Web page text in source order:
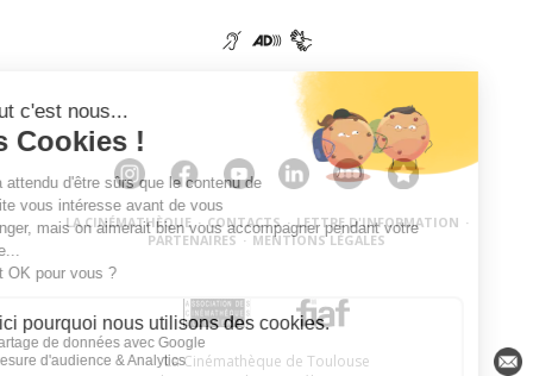
LA CINÉMATHÈQUE · CONTACTS · LETTRE D'INFORMATION ·
PARTENAIRES · MENTIONS LÉGALES
La Cinémathèque de Toulouse